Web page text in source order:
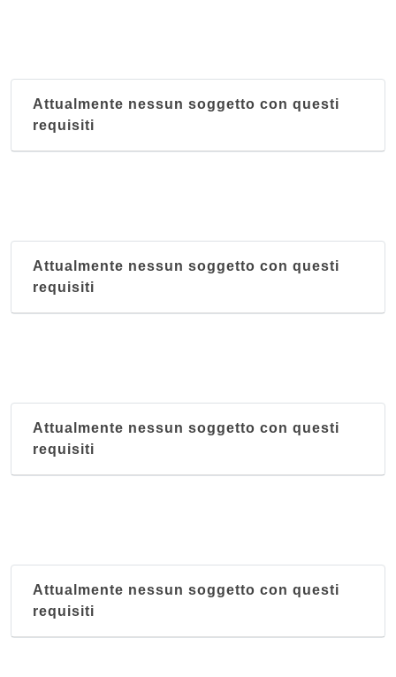
Attualmente nessun soggetto con questi
requisiti
Attualmente nessun soggetto con questi
requisiti
Attualmente nessun soggetto con questi
requisiti
Attualmente nessun soggetto con questi
requisiti